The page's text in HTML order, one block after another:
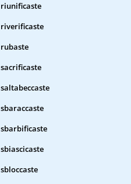
riunificaste
riverificaste
rubaste
sacrificaste
saltabeccaste
sbaraccaste
sbarbificaste
sbiascicaste
sbloccaste